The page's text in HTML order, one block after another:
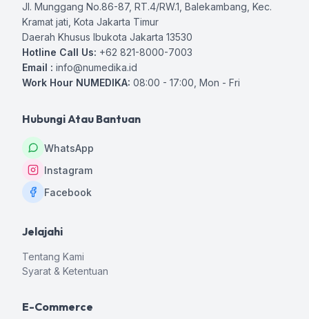
Jl. Munggang No.86-87, RT.4/RW.1, Balekambang, Kec.
Kramat jati, Kota Jakarta Timur
Daerah Khusus Ibukota Jakarta 13530
Hotline Call Us: +62 821-8000-7003
Email : info@numedika.id
Work Hour NUMEDIKA: 08:00 - 17:00, Mon - Fri
Hubungi Atau Bantuan
WhatsApp
Instagram
Facebook
Jelajahi
Tentang Kami
Syarat & Ketentuan
E-Commerce